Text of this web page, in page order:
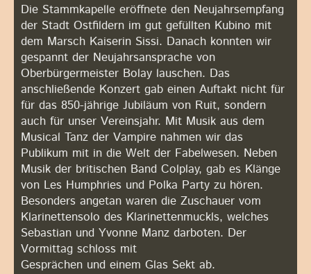
Die Stammkapelle eröffnete den Neujahrsempfang
der Stadt Ostfildern im gut gefüllten Kubino mit
dem Marsch Kaiserin Sissi. Danach konnten wir
gespannt der Neujahrsansprache von
Oberbürgermeister Bolay lauschen. Das
anschließende Konzert gab einen Auftakt nicht für
für das 850-jährige Jubiläum von Ruit, sondern
auch für unser Vereinsjahr. Mit Musik aus dem
Musical Tanz der Vampire nahmen wir das
Publikum mit in die Welt der Fabelwesen. Neben
Musik der britischen Band Colplay, gab es Klänge
von Les Humphries und Polka Party zu hören.
Besonders angetan waren die Zuschauer vom
Klarinettensolo des Klarinettenmuckls, welches
Sebastian und Yvonne Manz darboten. Der
Vormittag schloss mit
Gesprächen und einem Glas Sekt ab.